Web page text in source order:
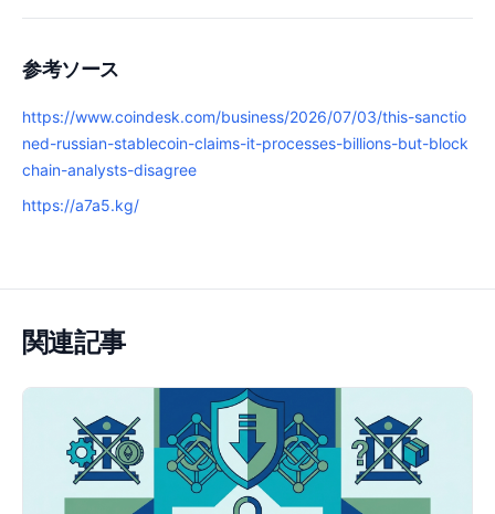
参考ソース
https://www.coindesk.com/business/2026/07/03/this-sanctio
ned-russian-stablecoin-claims-it-processes-billions-but-block
chain-analysts-disagree
https://a7a5.kg/
関連記事